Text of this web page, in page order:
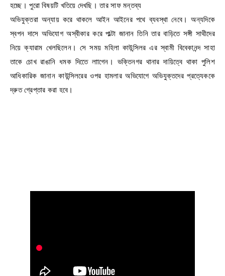
হচ্ছে। পুরো বিষয়টি খতিয়ে দেখছি। তার সাফ মন্তব্য
অভিযুক্তরা অন্যায় করে থাকলে আইন আইনের পথে ব্যবস্থা নেবে। অন্যদিকে
স্বপন দাসে অভিযোগ অস্বীকার করে পাল্টা জানান তিনি তার বাড়িতে সঙ্গী সাথীদের
নিয়ে ক্যারাম খেলছিলেন। সে সময় মহিলা কাউন্সিলর এর স্বামী বিবেকানন্দ সাহা
তাকে চোখ রাঙানি ধমক দিতেে লাাগেন। ভক্তিনগর থানার দায়িত্বে থাকা পুলিশ
আধিকারিক জানান কাউন্সিলরের ওপর হামলার অভিযোগে অভিযুক্তদের প্রত্যেককে
দ্রুত গ্রেপ্তার করা হবে।